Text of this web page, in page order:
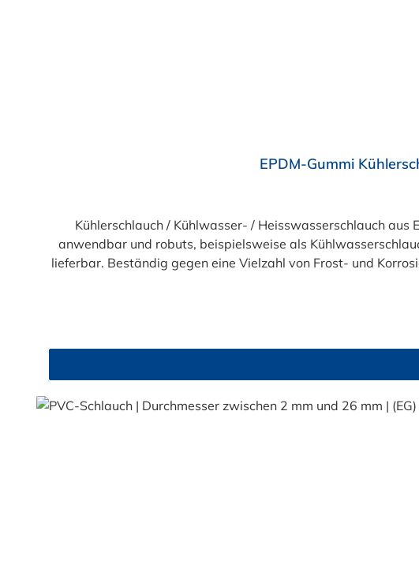
Durchschnittliche Bewertung von 4 von 5 Sternen
EPDM-Gummi
Kühlerschlauch / Kühlwasser- / Heisswasserschlauch
anwendbar und robuts, beispielsweise als
lieferbar. Beständig gegen eine Vielzahl von Frost- und
glatt, ab DN 28 stoffgemustert, hitze-, alterungs- und